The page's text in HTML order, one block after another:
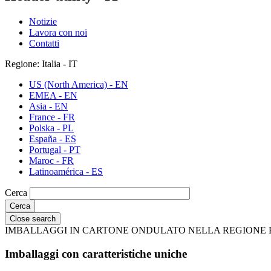
Notizie
Lavora con noi
Contatti
Regione: Italia - IT
US (North America) - EN
EMEA - EN
Asia - EN
France - FR
Polska - PL
España - ES
Portugal - PT
Maroc - FR
Latinoamérica - ES
Cerca
Close search
IMBALLAGGI IN CARTONE ONDULATO NELLA REGIONE
Imballaggi con caratteristiche uniche